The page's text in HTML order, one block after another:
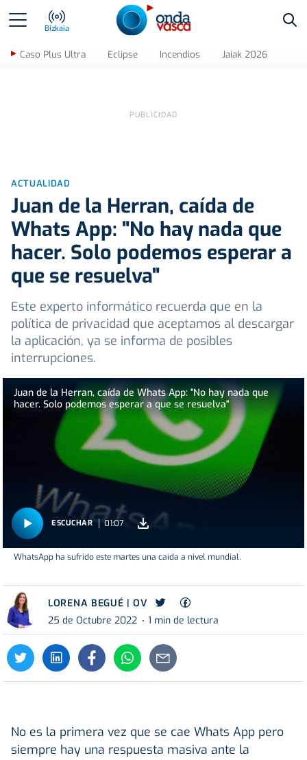
Bizkaia
Caso Plus Ultra Eclipse Incendios Jaiak 2026
ACTUALIDAD
Juan de la Herran, caída de
Whats App: "No hay nada que
hacer. Solo podemos esperar a
que se resuelva"
Este experto informático recuerda que en la
política de privacidad que aceptamos al descargar
la aplicación, ya se informa de posibles
interrupciones.
Juan de la Herran, caída de Whats App: "No hay nada que
hacer. Solo podemos esperar a que se resuelva"
ESCUCHAR 01:07
WhatsApp ha sufrido este martes una caída a nivel mundial.
LORENA BEGUÉ | OV
25 de Octubre 2022
1 min de lectura
No es la primera vez que se cae Whats App pero
siempre hay una respuesta masiva ante la